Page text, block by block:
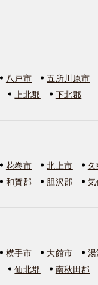
八戸市 五所川原市
上北郡 下北郡
花巻市 北上市
和賀郡 胆沢郡
横手市 大館市
仙北郡 南秋田郡